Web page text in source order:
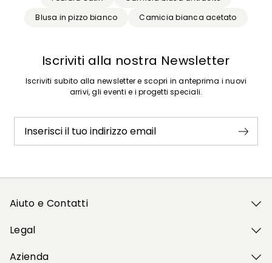
Blusa in pizzo bianco
Camicia bianca acetato
Iscriviti alla nostra Newsletter
Iscriviti subito alla newsletter e scopri in anteprima i nuovi
arrivi, gli eventi e i progetti speciali.
Inserisci il tuo indirizzo email
Aiuto e Contatti
Legal
Azienda